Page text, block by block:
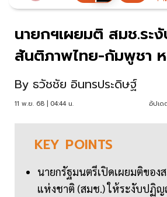
นายกฯเผยมติ สมช.ร
สันติภาพไทย-กัมพูชา
By ธวัชชัย อินทรประดิษฐ์
11 พ.ย. 68 | 04:44 น. อัปเด
KEY POINTS
นายกรัฐมนตรีเปิดเผยมติของ
แห่งชาติ (สมช.) ให้ระงับปฏิ